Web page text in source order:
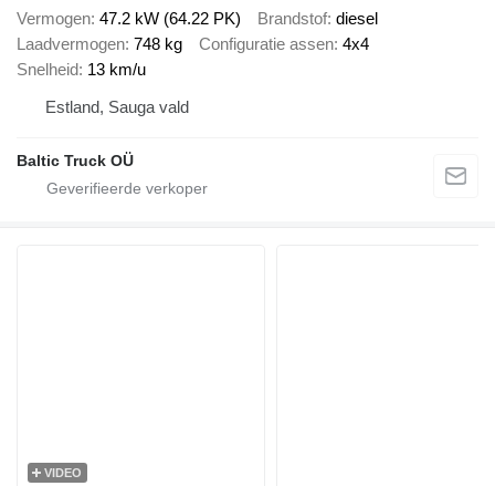
Vermogen 47.2 kW (64.22 PK) Brandstof diesel
Laadvermogen 748 kg Configuratie assen 4x4
Snelheid 13 km/u
Estland, Sauga vald
Baltic Truck OÜ
VIDEO